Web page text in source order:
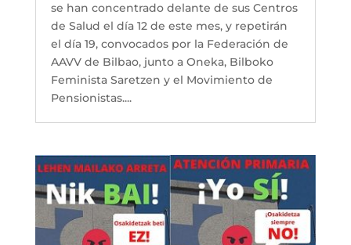
se han concentrado delante de sus Centros
de Salud el día 12 de este mes, y repetirán
el día 19, convocados por la Federación de
AAVV de Bilbao, junto a Oneka, Bilboko
Feminista Saretzen y el Movimiento de
Pensionistas....